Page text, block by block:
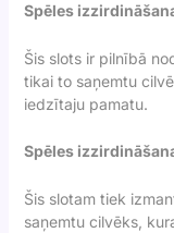
Spēles
Šis slots ir pilnībā
tikai to saņemtu
iedzītaju pamatu.
Spēles
Šis slotam tiek
saņemtu cilvēks,